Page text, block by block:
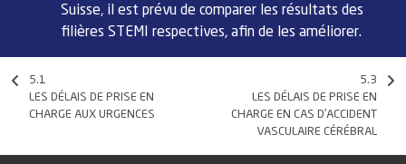
Suisse, il est prévu de comparer les résultats des
filières STEMI respectives, afin de les améliorer.
5.1
LES DÉLAIS DE PRISE EN
CHARGE AUX URGENCES
5.3
LES DÉLAIS DE PRISE EN
CHARGE EN CAS D'ACCIDENT
VASCULAIRE CÉRÉBRAL